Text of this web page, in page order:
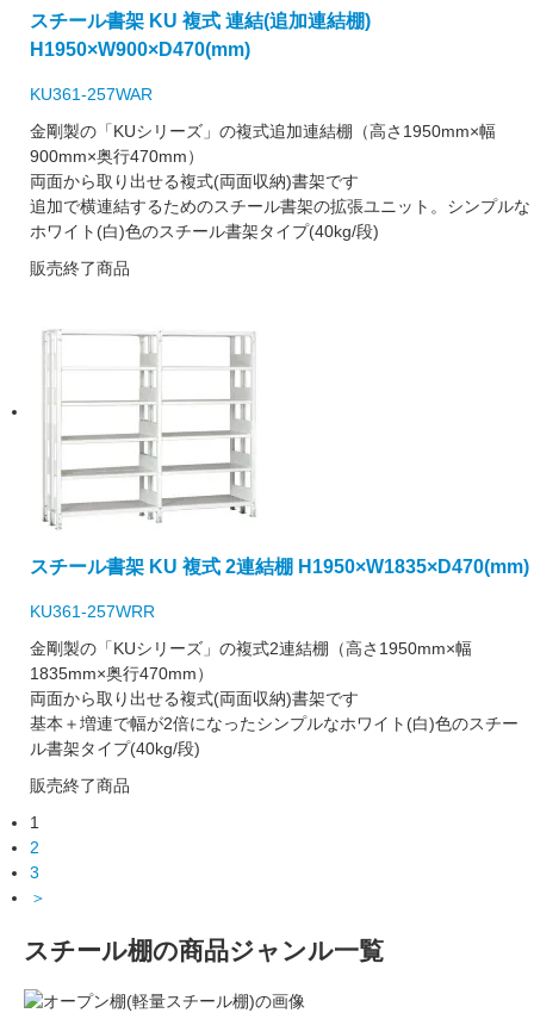
スチール書架 KU 複式 連結(追加連結棚)
H1950×W900×D470(mm)
KU361-257WAR
金剛製の「KUシリーズ」の複式追加連結棚（高さ1950mm×幅
900mm×奥行470mm）
両面から取り出せる複式(両面収納)書架です
追加で横連結するためのスチール書架の拡張ユニット。シンプルな
ホワイト(白)色のスチール書架タイプ(40kg/段)
販売終了商品
スチール書架 KU 複式 2連結棚 H1950×W1835×D470(mm)
KU361-257WRR
金剛製の「KUシリーズ」の複式2連結棚（高さ1950mm×幅
1835mm×奥行470mm）
両面から取り出せる複式(両面収納)書架です
基本＋増連で幅が2倍になったシンプルなホワイト(白)色のスチー
ル書架タイプ(40kg/段)
販売終了商品
1
2
3
＞
スチール棚の商品ジャンル一覧